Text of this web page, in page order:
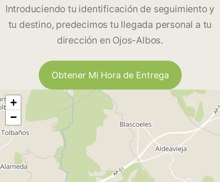
Introduciendo tu identificación de seguimiento y
tu destino, predecimos tu llegada personal a tu
dirección en Ojos-Albos.
Obtener Mi Hora de Entrega
+
−